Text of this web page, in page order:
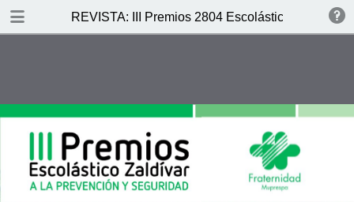
REVISTA: III Premios 2804 Escolástico Zaldívar
DESCARGAR PDF